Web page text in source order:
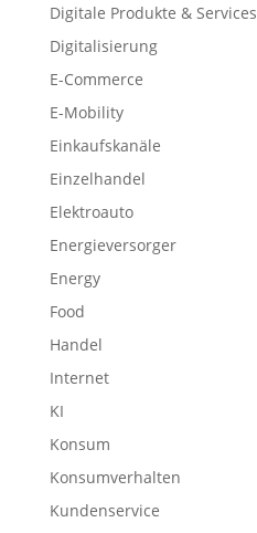
Digitale Produkte & Services
Digitalisierung
E-Commerce
E-Mobility
Einkaufskanäle
Einzelhandel
Elektroauto
Energieversorger
Energy
Food
Handel
Internet
KI
Konsum
Konsumverhalten
Kundenservice